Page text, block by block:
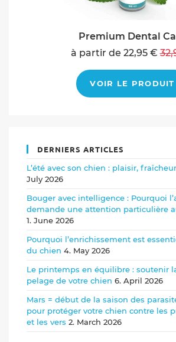
Premium Dental
à partir de 22,95 €
VOIR LE PRODUIT
DERNIERS ARTICLES
L’été avec son chien : plaisir,
July 2026
Bouger avec intelligence : Pourquoi
demande une attention particulière
1. June 2026
Pourquoi l’enrichissement est
du chien 4. May 2026
Le printemps en équilibre : soutenir
pelage de votre chien 6. April 2026
Mars = début de la saison des
pour protéger votre chien contre les
et les vers 2. March 2026